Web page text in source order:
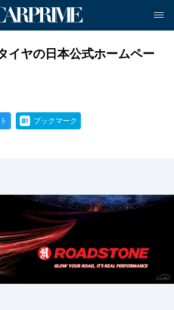
イヤの日本公式ホームペー
ブックマーク